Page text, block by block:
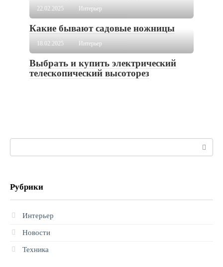
22.02.2025 Интерьер
Какие бывают садовые ножницы
18.02.2025 Интерьер
Выбрать и купить электрический
телескопический высоторез
Рубрики
Интерьер
Новости
Техника